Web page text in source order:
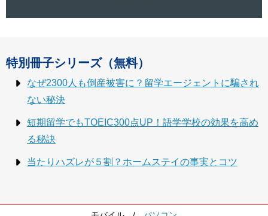
特別冊子シリーズ（無料）
なぜ2300人も倒産被害に？留学エージェントに騙され
ない秘決
短期留学でもTOEIC300点UP！語学学校の効果を高め
る秘訣
当たりハズレが５割？ホームステイの事実とコツ